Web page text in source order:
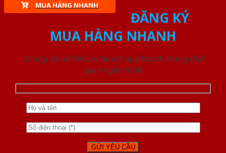
MUA HÀNG NHANH
ĐĂNG KÝ
MUA HÀNG NHANH
Chúng tôi sẽ liên lạc lại với quý khách trong thời
gian ngắn nhất